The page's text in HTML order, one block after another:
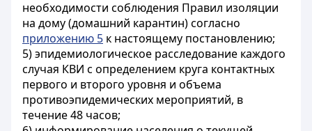
необходимости соблюдения Правил изоляции
на дому (домашний карантин) согласно
приложению 5 к настоящему постановлению;
5) эпидемиологическое расследование каждого
случая КВИ с определением круга контактных
первого и второго уровня и объема
противоэпидемических мероприятий, в
течение 48 часов;